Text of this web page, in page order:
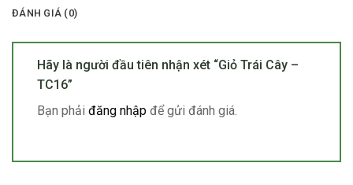
ĐÁNH GIÁ (0)
Hãy là người đầu tiên nhận xét “Giỏ Trái Cây –
TC16”
Bạn phải đăng nhập để gửi đánh giá.